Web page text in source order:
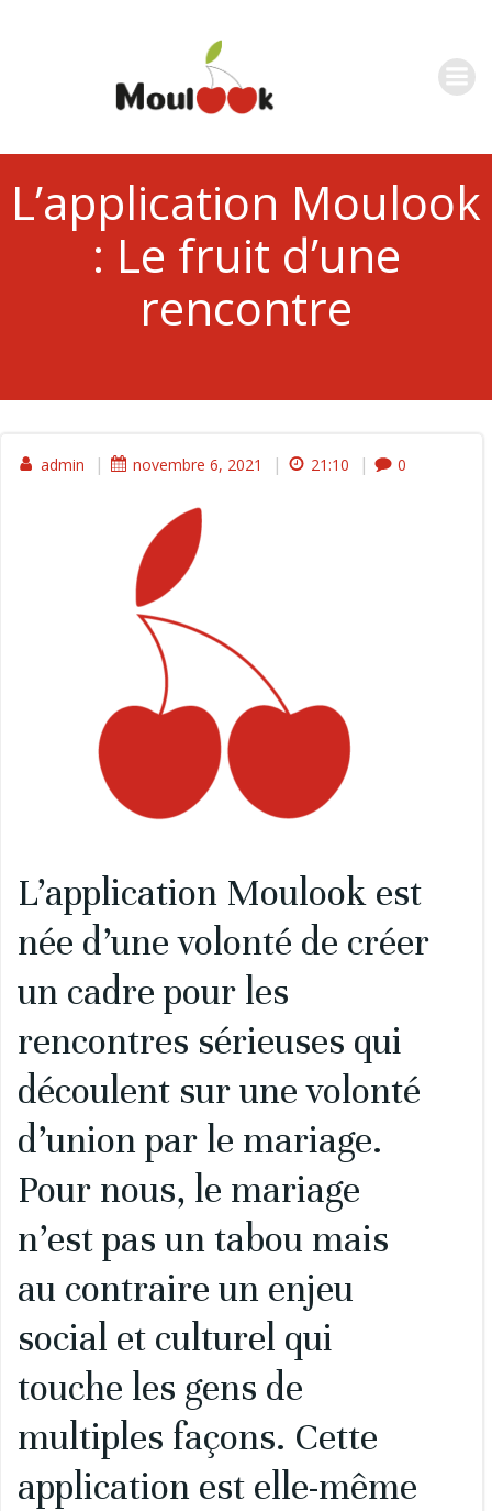
L’application Moulook
: Le fruit d’une
rencontre
admin | novembre 6, 2021 | 21:10 | 0
L’application Moulook est
née d’une volonté de créer
un cadre pour les
rencontres sérieuses qui
découlent sur une volonté
d’union par le mariage.
Pour nous, le mariage
n’est pas un tabou mais
au contraire un enjeu
social et culturel qui
touche les gens de
multiples façons. Cette
application est elle-même